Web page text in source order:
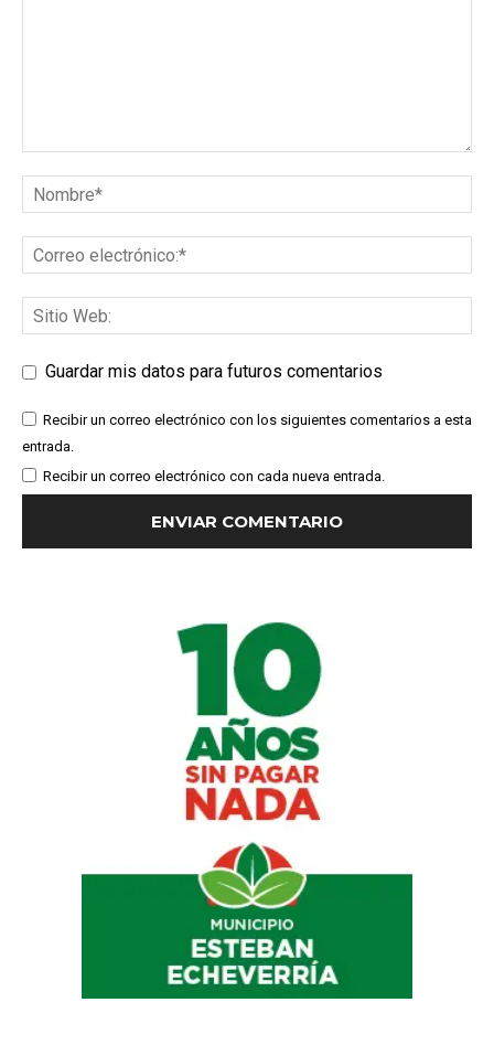
Guardar mis datos para futuros comentarios
Recibir un correo electrónico con los siguientes comentarios a esta
entrada.
Recibir un correo electrónico con cada nueva entrada.